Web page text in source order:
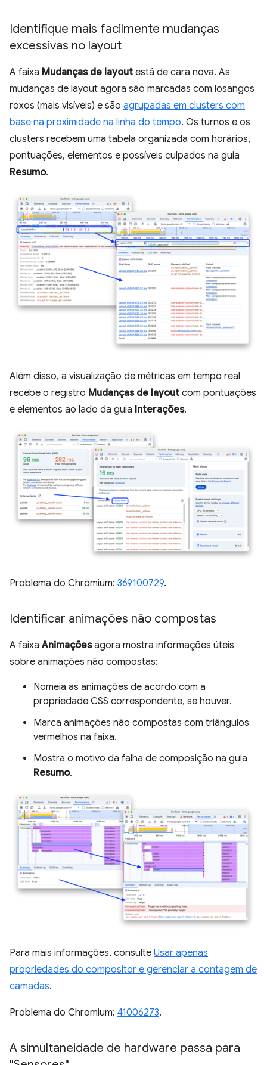
Identifique mais facilmente mudanças
excessivas no layout
A faixa Mudanças de layout está de cara nova. As
mudanças de layout agora são marcadas com losangos
roxos (mais visíveis) e são agrupadas em clusters com
base na proximidade na linha do tempo. Os turnos e os
clusters recebem uma tabela organizada com horários,
pontuações, elementos e possíveis culpados na guia
Resumo.
Além disso, a visualização de métricas em tempo real
recebe o registro Mudanças de layout com pontuações
e elementos ao lado da guia Interações.
Problema do Chromium: 369100729.
Identificar animações não compostas
A faixaAnimaçõesagora mostra informações úteis
sobre animações não compostas:
Nomeia as animações de acordo com a
propriedade CSS correspondente, se houver.
Marca animações não compostas com triângulos
vermelhos na faixa.
Mostra o motivo da falha de composição na guia
Resumo.
Para mais informações, consulte Usar apenas
propriedades do compositor e gerenciar a contagem de
camadas.
Problema do Chromium: 41006273.
A simultaneidade de hardware passa para